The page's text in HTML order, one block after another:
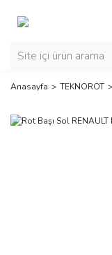
Anasayfa TEKNOROT